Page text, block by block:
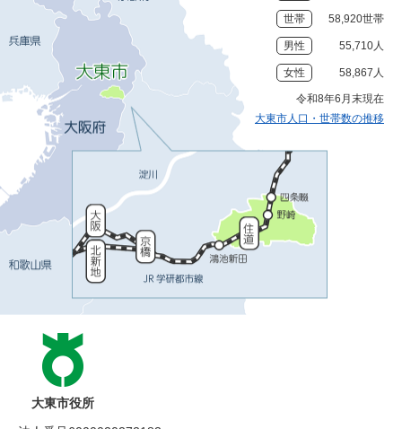
世帯 58,920世帯
男性 55,710人
女性 58,867人
令和8年6月末現在
大東市人口・世帯数の推移
大東市役所